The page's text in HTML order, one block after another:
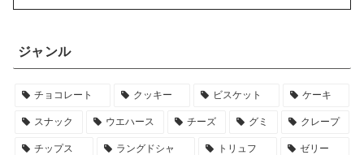
ジャンル
チョコレート クッキー ビスケット ケーキ
スナック ウエハース チーズ グミ クレープ
チップス ラングドシャ トリュフ ゼリー